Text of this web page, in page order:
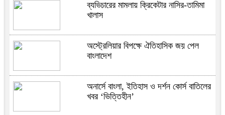
ব্যভিচারের মামলায় ক্রিকেটার নাসির-তামিমা
খালাস
অস্ট্রেলিয়ার বিপক্ষে ঐতিহাসিক জয় পেল
বাংলাদেশ
অনার্সে বাংলা, ইতিহাস ও দর্শন কোর্স বাতিলের
খবর ‘ভিত্তিহীন’